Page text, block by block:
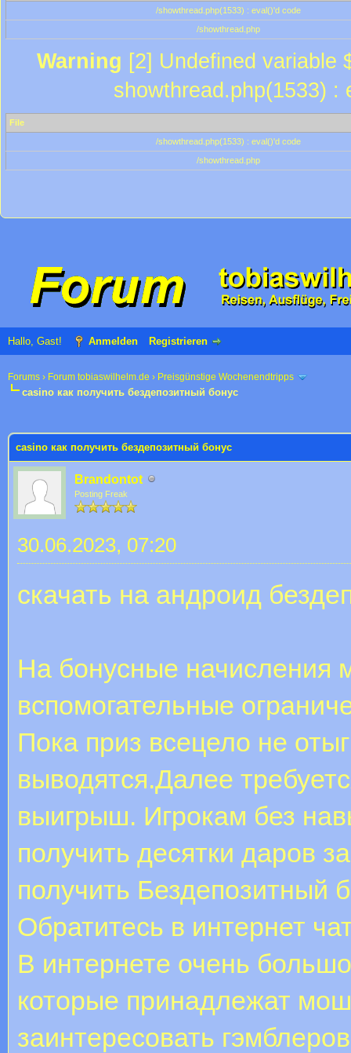
/showthread.php(1533) : eval()'d code
/showthread.php
Warning [2] Undefined variable
showthread.php(1533) :
File
/showthread.php(1533) : eval()'d code
/showthread.php
Hallo, Gast! Anmelden Registrieren
Forums › Forum tobiaswilhelm.de › Preisgünstige Wochenendtripps
casino как получить бездепозитный бонус
casino как получить бездепозитный бонус
Brandontot
Posting Freak
30.06.2023, 07:20
скачать на андроид
На бонусные начисления
вспомогательные
Пока приз всецело не
выводятся.Далее
выигрыш. Игрокам без
получить десятки даров
получить Бездепозитный
Обратитесь в интернет
В интернете очень
которые принадлежат
заинтересовать